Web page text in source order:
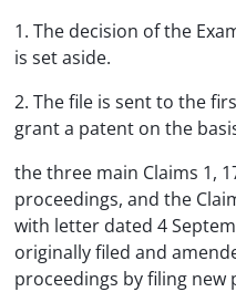
1. The decision of the
is set aside.
2. The file is sent to the
grant a patent on the
the three main Claims 1,
proceedings, and the
with letter dated 4
originally filed and
proceedings by filing new